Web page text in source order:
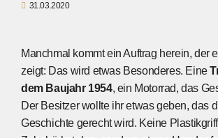
31.03.2020
Manchmal kommt ein Auftrag herein, der
zeigt: Das wird etwas Besonderes. Eine
dem Baujahr 1954, ein Motorrad, das
Der Besitzer wollte ihr etwas geben, das
Geschichte gerecht wird. Keine